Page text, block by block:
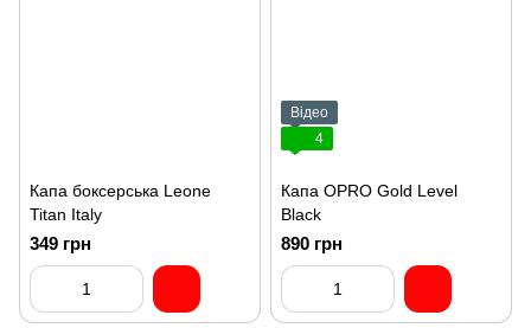
Капа боксерська Leone
Titan Italy
349 грн
Відео
4
Капа OPRO Gold Level
Black
890 грн